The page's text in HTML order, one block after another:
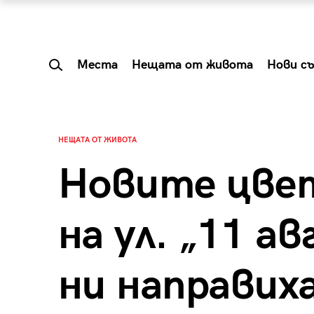
Места Нещата от живота Нови
НЕЩАТА ОТ ЖИВОТА
Новите
на ул. „11
ни
Summer Prelude: как